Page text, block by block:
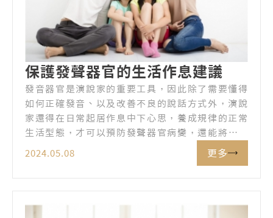
保護發聲器官的生活作息建議
發音器官是演說家的重要工具，因此除了需要懂得
如何正確發音、以及改善不良的說話方式外，演說
家還得在日常起居作息中下心思，養成規律的正常
生活型態，才可以預防發聲器官病變，還能將原有
2024.05.08 更多